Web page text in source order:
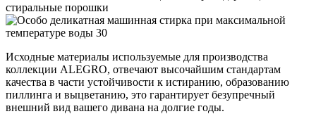
Исходные материалы используемые для производства
коллекции ALEGRO, отвечают высочайшим стандартам
качества в части устойчивости к истиранию, образованию
пиллинга и выцветанию, это гарантирует безупречный
внешний вид вашего дивана на долгие годы.